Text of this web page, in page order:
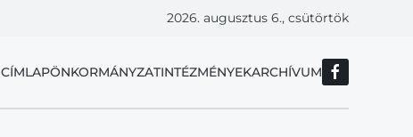
2026. augusztus 6., csütörtök
CÍMLAPÖNKORMÁNYZATINTÉZMÉNYEKARCHÍVUM